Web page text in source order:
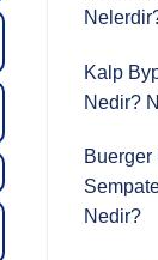
Kalp
Nedir?
Buerger
Nedir?